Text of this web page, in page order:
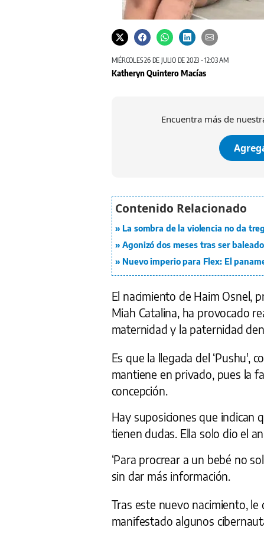
MIÉRCOLES 26 DE JULIO DE 2023 - 12:03 AM
Katheryn Quintero Macías
Encuentra más de
La sombra de la violencia no da
Agonizó dos meses tras ser
Nuevo imperio para Flex: El
El nacimiento de Haim Osnel,
Miah Catalina, ha provocado
maternidad y la paternidad
Es que la llegada del ‘Pushu',
mantiene en privado, pues la
concepción.
Hay suposiciones que indican
tienen dudas. Ella solo dio el
‘Para procrear a un bebé no
sin dar más información.
Tras este nuevo nacimiento,
manifestado algunos